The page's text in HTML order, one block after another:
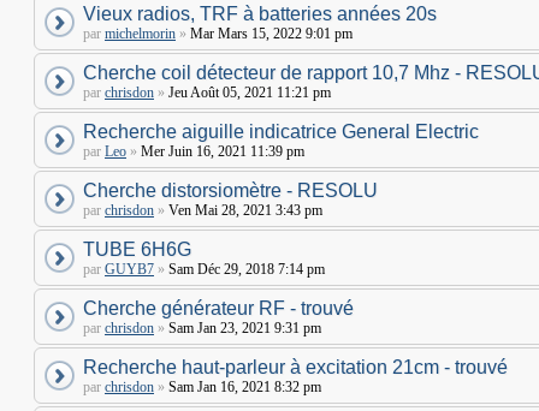
Vieux radios, TRF à batteries années 20s
par michelmorin » Mar Mars 15, 2022 9:01 pm
Cherche coil détecteur de rapport 10,7 Mhz -
par chrisdon » Jeu Août 05, 2021 11:21 pm
Recherche aiguille indicatrice General Electric
par Leo » Mer Juin 16, 2021 11:39 pm
Cherche distorsiomètre - RESOLU
par chrisdon » Ven Mai 28, 2021 3:43 pm
TUBE 6H6G
par GUYB7 » Sam Déc 29, 2018 7:14 pm
Cherche générateur RF - trouvé
par chrisdon » Sam Jan 23, 2021 9:31 pm
Recherche haut-parleur à excitation 21cm - trouvé
par chrisdon » Sam Jan 16, 2021 8:32 pm